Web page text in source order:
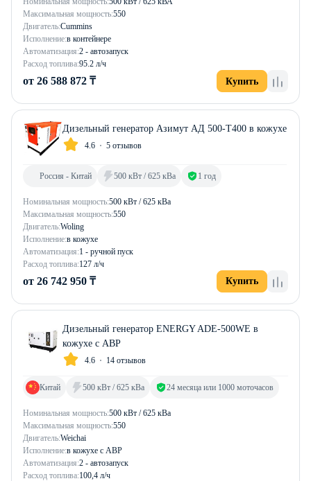
Максимальная мощность:550
Двигатель:Cummins
Исполнение:в контейнере
Автоматизация:2 - автозапуск
Расход топлива:95.2 л/ч
от 26 588 872 ₸ Купить
Дизельный генератор Азимут АД 500-Т400 в кожухе
4.6 5 отзывов
Номинальная мощность:500 кВт / 625 кВа
Максимальная мощность:550
Двигатель:Woling
Исполнение:в кожухе
Автоматизация:1 - ручной пуск
Расход топлива:127 л/ч
Россия - Китай 500 кВт / 625 кВа 1 год
от 26 742 950 ₸ Купить
Дизельный генератор ENERGY ADE-500WE в
кожухе с АВР
4.6 14 отзывов
Номинальная мощность:500 кВт / 625 кВа
Максимальная мощность:550
Двигатель:Weichai
Исполнение:в кожухе с АВР
Автоматизация:2 - автозапуск
Расход топлива:100,4 л/ч
Китай 500 кВт / 625 кВа 24 месяца или 1000 моточасов